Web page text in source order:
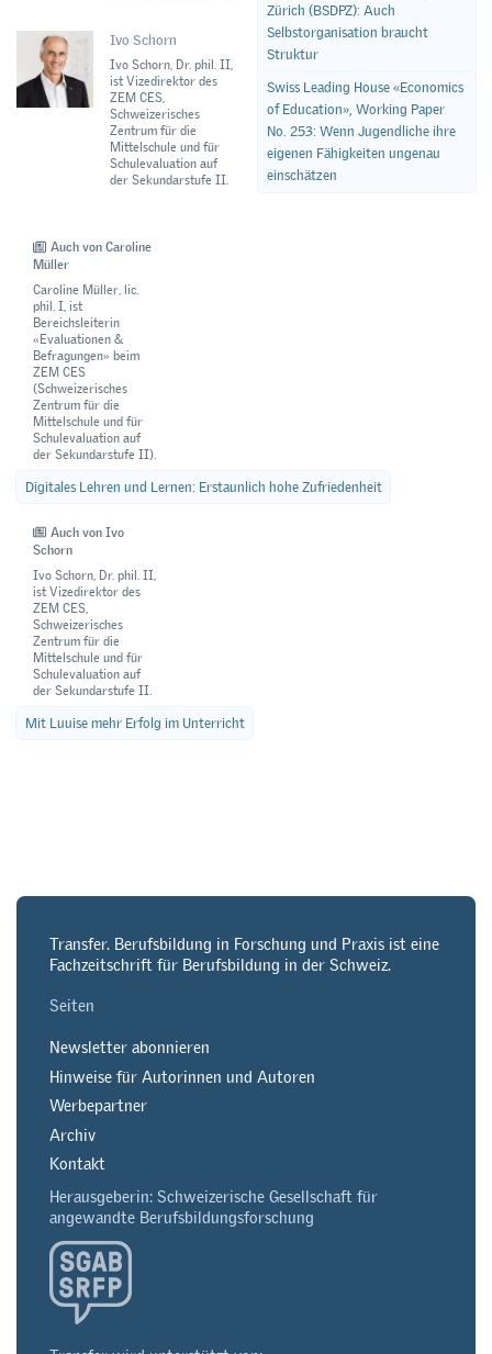
Ivo Schorn
Ivo Schorn, Dr. phil. II,
ist Vizedirektor des
ZEM CES,
Schweizerisches
Zentrum für die
Mittelschule und für
Schulevaluation auf
der Sekundarstufe II.
Auch von Caroline
Müller
Caroline Müller, lic.
phil. I, ist
Bereichsleiterin
«Evaluationen &
Befragungen» beim
ZEM CES
(Schweizerisches
Zentrum für die
Mittelschule und für
Schulevaluation auf
der Sekundarstufe II).
Digitales Lehren und Lernen: Erstaunlich hohe Zufriedenheit
Auch von Ivo
Schorn
Ivo Schorn, Dr. phil. II,
ist Vizedirektor des
ZEM CES,
Schweizerisches
Zentrum für die
Mittelschule und für
Schulevaluation auf
der Sekundarstufe II.
Mit Luuise mehr Erfolg im Unterricht
Zürich (BSDPZ): Auch
Selbstorganisation braucht
Struktur
Swiss Leading House «Economics
of Education», Working Paper
No. 253: Wenn Jugendliche ihre
eigenen Fähigkeiten ungenau
einschätzen
Transfer. Berufsbildung in Forschung und Praxis ist eine
Fachzeitschrift für Berufsbildung in der Schweiz.
Seiten
Newsletter abonnieren
Hinweise für Autorinnen und Autoren
Werbepartner
Archiv
Kontakt
Herausgeberin: Schweizerische Gesellschaft für
angewandte Berufsbildungsforschung